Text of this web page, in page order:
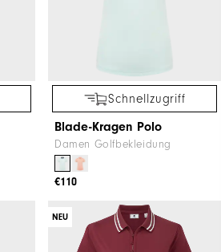
Schnellzugriff
Blade-Kragen Polo
Damen Golfbekleidung
€110
NEU